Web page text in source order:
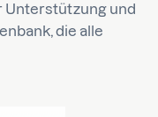
und
die alle